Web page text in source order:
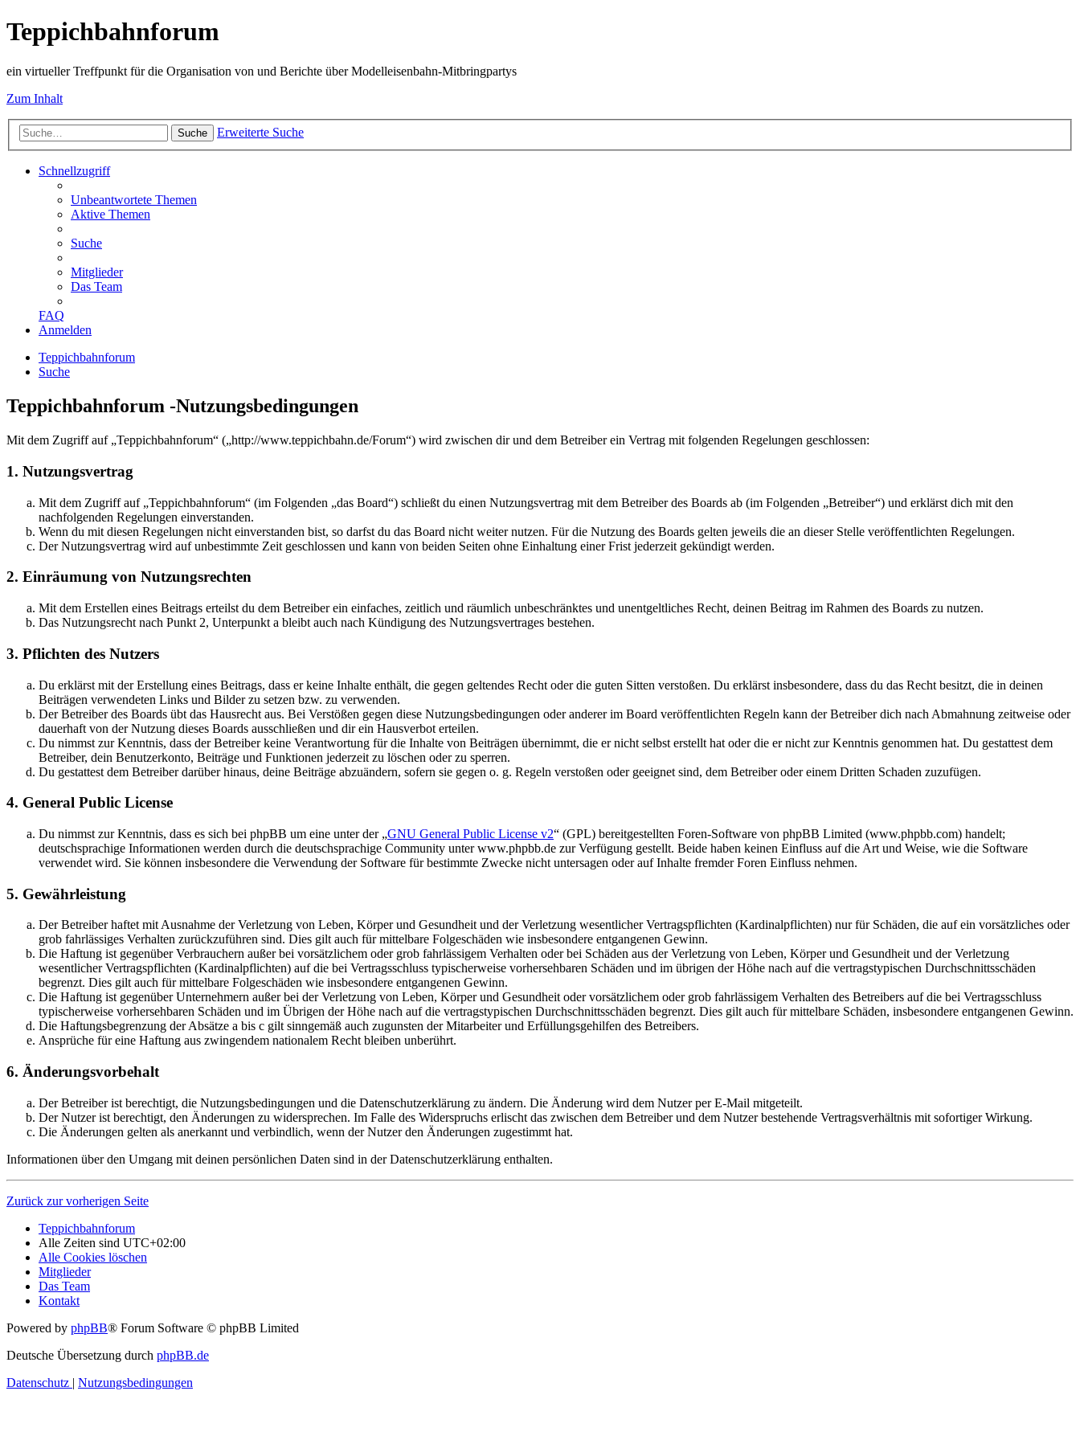
Teppichbahnforum
ein virtueller Treffpunkt für die Organisation von und Berichte über Modelleisenbahn-Mitbringpartys
Zum Inhalt
Suche Erweiterte Suche
Schnellzugriff
Unbeantwortete Themen
Aktive Themen
Suche
Mitglieder
Das Team
FAQ
Anmelden
Teppichbahnforum
Suche
Teppichbahnforum -Nutzungsbedingungen
Mit dem Zugriff auf „Teppichbahnforum“ („http://www.teppichbahn.de/Forum“) wird zwischen dir und dem Betreiber ein Vertrag mit folgenden Regelungen geschlossen:
1. Nutzungsvertrag
Mit dem Zugriff auf „Teppichbahnforum“ (im Folgenden „das Board“) schließt du einen Nutzungsvertrag mit dem Betreiber des Boards ab (im Folgenden „Betreiber“) und erklärst dich mit den
nachfolgenden Regelungen einverstanden.
Wenn du mit diesen Regelungen nicht einverstanden bist, so darfst du das Board nicht weiter nutzen. Für die Nutzung des Boards gelten jeweils die an dieser Stelle veröffentlichten Regelungen.
Der Nutzungsvertrag wird auf unbestimmte Zeit geschlossen und kann von beiden Seiten ohne Einhaltung einer Frist jederzeit gekündigt werden.
2. Einräumung von Nutzungsrechten
Mit dem Erstellen eines Beitrags erteilst du dem Betreiber ein einfaches, zeitlich und räumlich unbeschränktes und unentgeltliches Recht, deinen Beitrag im Rahmen des Boards zu nutzen.
Das Nutzungsrecht nach Punkt 2, Unterpunkt a bleibt auch nach Kündigung des Nutzungsvertrages bestehen.
3. Pflichten des Nutzers
Du erklärst mit der Erstellung eines Beitrags, dass er keine Inhalte enthält, die gegen geltendes Recht oder die guten Sitten verstoßen. Du erklärst insbesondere, dass du das Recht besitzt, die in deinen
Beiträgen verwendeten Links und Bilder zu setzen bzw. zu verwenden.
Der Betreiber des Boards übt das Hausrecht aus. Bei Verstößen gegen diese Nutzungsbedingungen oder anderer im Board veröffentlichten Regeln kann der Betreiber dich nach Abmahnung zeitweise oder
dauerhaft von der Nutzung dieses Boards ausschließen und dir ein Hausverbot erteilen.
Du nimmst zur Kenntnis, dass der Betreiber keine Verantwortung für die Inhalte von Beiträgen übernimmt, die er nicht selbst erstellt hat oder die er nicht zur Kenntnis genommen hat. Du gestattest dem
Betreiber, dein Benutzerkonto, Beiträge und Funktionen jederzeit zu löschen oder zu sperren.
Du gestattest dem Betreiber darüber hinaus, deine Beiträge abzuändern, sofern sie gegen o. g. Regeln verstoßen oder geeignet sind, dem Betreiber oder einem Dritten Schaden zuzufügen.
4. General Public License
Du nimmst zur Kenntnis, dass es sich bei phpBB um eine unter der „GNU General Public License v2“ (GPL) bereitgestellten Foren-Software von phpBB Limited (www.phpbb.com) handelt;
deutschsprachige Informationen werden durch die deutschsprachige Community unter www.phpbb.de zur Verfügung gestellt. Beide haben keinen Einfluss auf die Art und Weise, wie die Software
verwendet wird. Sie können insbesondere die Verwendung der Software für bestimmte Zwecke nicht untersagen oder auf Inhalte fremder Foren Einfluss nehmen.
5. Gewährleistung
Der Betreiber haftet mit Ausnahme der Verletzung von Leben, Körper und Gesundheit und der Verletzung wesentlicher Vertragspflichten (Kardinalpflichten) nur für Schäden, die auf ein vorsätzliches oder
grob fahrlässiges Verhalten zurückzuführen sind. Dies gilt auch für mittelbare Folgeschäden wie insbesondere entgangenen Gewinn.
Die Haftung ist gegenüber Verbrauchern außer bei vorsätzlichem oder grob fahrlässigem Verhalten oder bei Schäden aus der Verletzung von Leben, Körper und Gesundheit und der Verletzung
wesentlicher Vertragspflichten (Kardinalpflichten) auf die bei Vertragsschluss typischerweise vorhersehbaren Schäden und im übrigen der Höhe nach auf die vertragstypischen Durchschnittsschäden
begrenzt. Dies gilt auch für mittelbare Folgeschäden wie insbesondere entgangenen Gewinn.
Die Haftung ist gegenüber Unternehmern außer bei der Verletzung von Leben, Körper und Gesundheit oder vorsätzlichem oder grob fahrlässigem Verhalten des Betreibers auf die bei Vertragsschluss
typischerweise vorhersehbaren Schäden und im Übrigen der Höhe nach auf die vertragstypischen Durchschnittsschäden begrenzt. Dies gilt auch für mittelbare Schäden, insbesondere entgangenen Gewinn.
Die Haftungsbegrenzung der Absätze a bis c gilt sinngemäß auch zugunsten der Mitarbeiter und Erfüllungsgehilfen des Betreibers.
Ansprüche für eine Haftung aus zwingendem nationalem Recht bleiben unberührt.
6. Änderungsvorbehalt
Der Betreiber ist berechtigt, die Nutzungsbedingungen und die Datenschutzerklärung zu ändern. Die Änderung wird dem Nutzer per E-Mail mitgeteilt.
Der Nutzer ist berechtigt, den Änderungen zu widersprechen. Im Falle des Widerspruchs erlischt das zwischen dem Betreiber und dem Nutzer bestehende Vertragsverhältnis mit sofortiger Wirkung.
Die Änderungen gelten als anerkannt und verbindlich, wenn der Nutzer den Änderungen zugestimmt hat.
Informationen über den Umgang mit deinen persönlichen Daten sind in der Datenschutzerklärung enthalten.
Zurück zur vorherigen Seite
Teppichbahnforum
Alle Zeiten sind UTC+02:00
Alle Cookies löschen
Mitglieder
Das Team
Kontakt
Powered by phpBB® Forum Software © phpBB Limited
Deutsche Übersetzung durch phpBB.de
Datenschutz | Nutzungsbedingungen